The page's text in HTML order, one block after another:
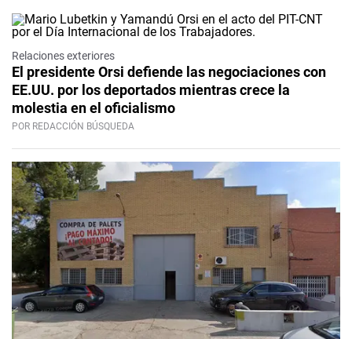
Relaciones exteriores
El presidente Orsi defiende las negociaciones con
EE.UU. por los deportados mientras crece la
molestia en el oficialismo
POR REDACCIÓN BÚSQUEDA